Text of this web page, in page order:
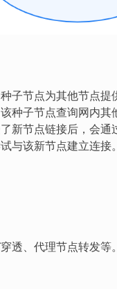
子节点为其他节点提
种子节点查询网内其
新节点链接后，会通
与该新节点建立连接。
透、代理节点转发等。